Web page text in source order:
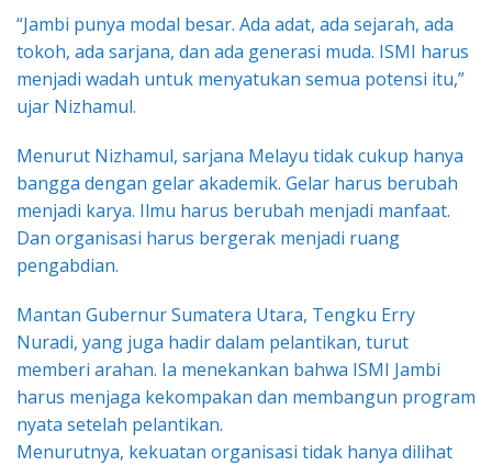
“Jambi punya modal besar. Ada adat, ada sejarah, ada
tokoh, ada sarjana, dan ada generasi muda. ISMI harus
menjadi wadah untuk menyatukan semua potensi itu,”
ujar Nizhamul.
Menurut Nizhamul, sarjana Melayu tidak cukup hanya
bangga dengan gelar akademik. Gelar harus berubah
menjadi karya. Ilmu harus berubah menjadi manfaat.
Dan organisasi harus bergerak menjadi ruang
pengabdian.
Mantan Gubernur Sumatera Utara, Tengku Erry
Nuradi, yang juga hadir dalam pelantikan, turut
memberi arahan. Ia menekankan bahwa ISMI Jambi
harus menjaga kekompakan dan membangun program
nyata setelah pelantikan.
Menurutnya, kekuatan organisasi tidak hanya dilihat